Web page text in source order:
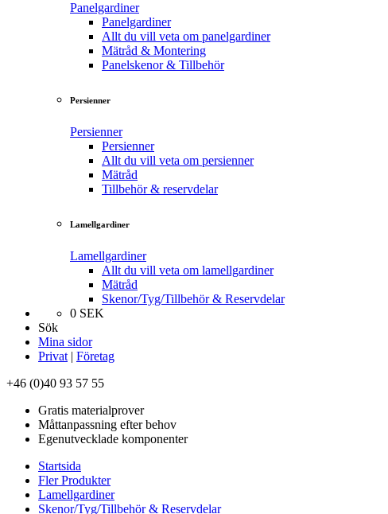
Panelgardiner
Panelgardiner
Allt du vill veta om panelgardiner
Mätråd & Montering
Panelskenor & Tillbehör
Persienner
Persienner
Persienner
Allt du vill veta om persienner
Mätråd
Tillbehör & reservdelar
Lamellgardiner
Lamellgardiner
Allt du vill veta om lamellgardiner
Mätråd
Skenor/Tyg/Tillbehör & Reservdelar
0 SEK
Sök
Mina sidor
Privat | Företag
+46 (0)40 93 57 55
Gratis materialprover
Måttanpassning efter behov
Egenutvecklade komponenter
Startsida
Fler Produkter
Lamellgardiner
Skenor/Tyg/Tillbehör & Reservdelar